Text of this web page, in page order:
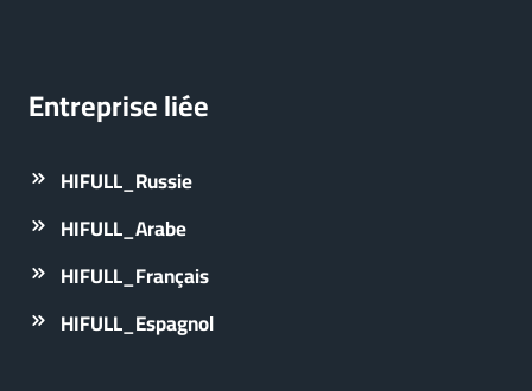
Entreprise liée
HIFULL_Russie
HIFULL_Arabe
HIFULL_Français
HIFULL_Espagnol